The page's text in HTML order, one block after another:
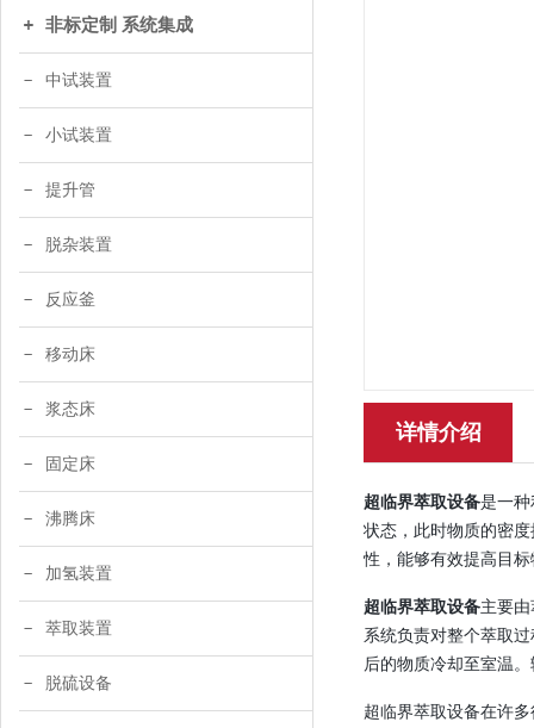
非标定制 系统集成
中试装置
小试装置
提升管
脱杂装置
反应釜
移动床
浆态床
固定床
沸腾床
加氢装置
萃取装置
脱硫设备
详情介绍
超临界萃取设备是一
状态，此时物质的密
性，能够有效提高目
超临界萃取设备主要
系统负责对整个萃取
后的物质冷却至室温
超临界萃取设备在许